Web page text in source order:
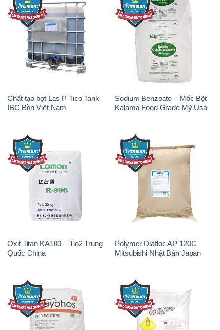
Chất tạo bọt Las P Tico Tank
IBC Bồn Việt Nam
Sodium Benzoate – Mốc Bột
Kalama Food Grade Mỹ Usa
Oxit Titan KA100 – Tio2 Trung
Quốc China
Polymer Diafloc AP 120C
Mitsubishi Nhật Bản Japan